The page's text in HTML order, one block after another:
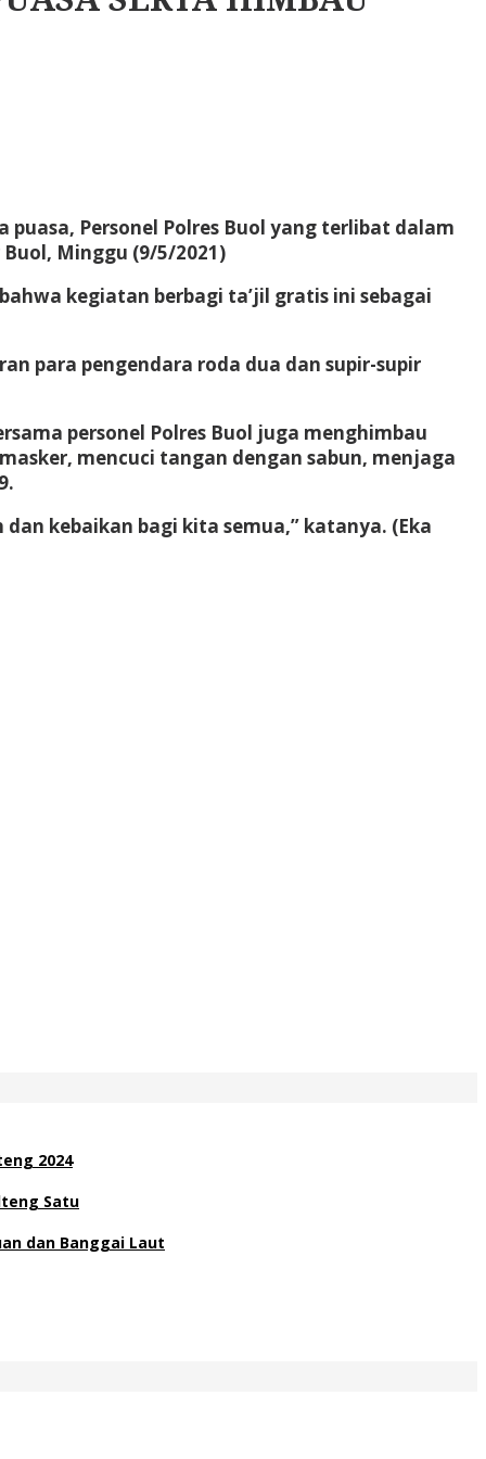
Personel Polres Buol yang terlibat dalam
Minggu (9/5/2021)
kegiatan berbagi ta’jil gratis ini sebagai
para pengendara roda dua dan supir-supir
personel Polres Buol juga menghimbau
mencuci tangan dengan sabun, menjaga
kebaikan bagi kita semua,” katanya. (Eka
2024
Satu
dan Banggai Laut